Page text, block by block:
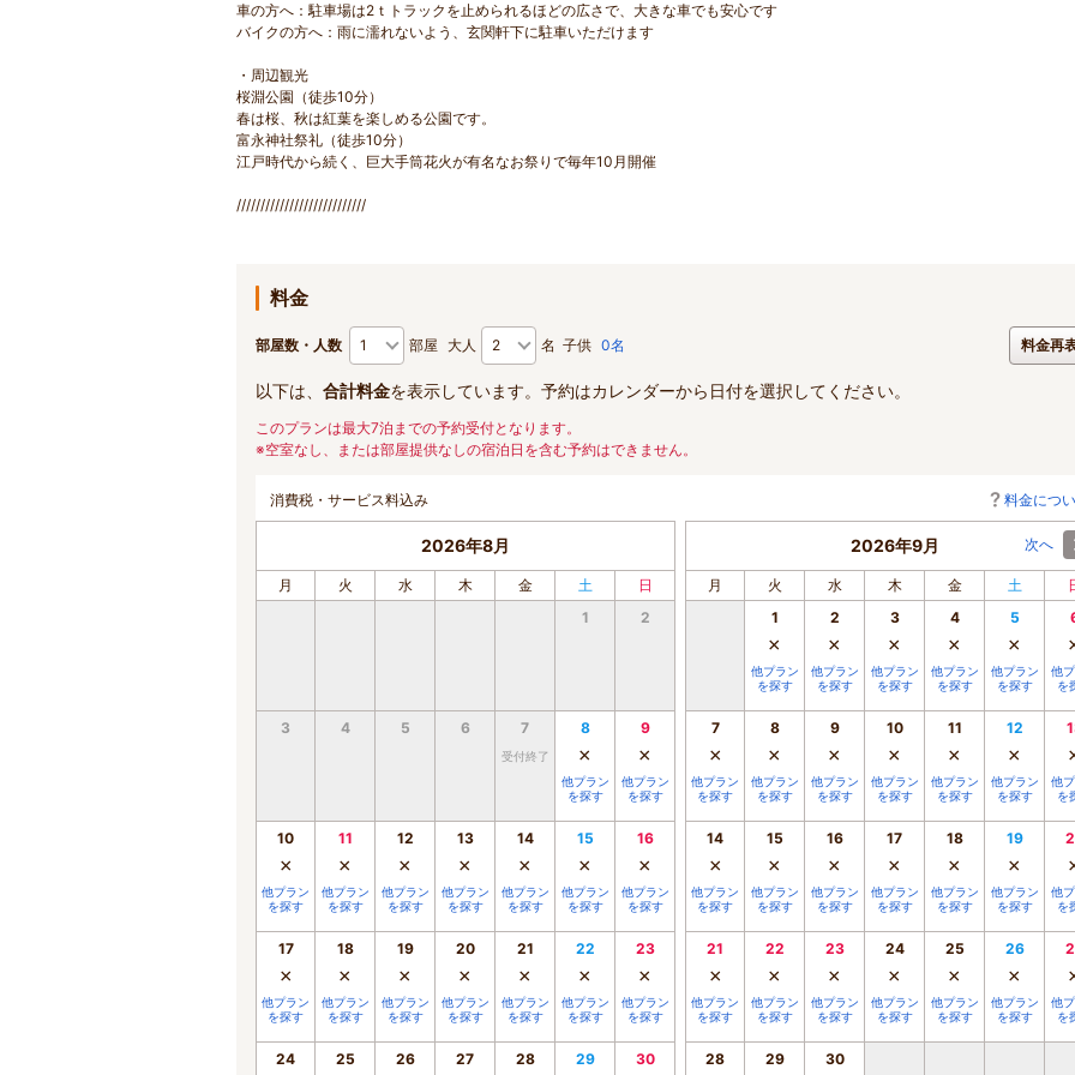
車の方へ：駐車場は2ｔトラックを止められるほどの広さで、大きな車でも安心です
バイクの方へ：雨に濡れないよう、玄関軒下に駐車いただけます
・周辺観光
桜淵公園（徒歩10分）
春は桜、秋は紅葉を楽しめる公園です。
富永神社祭礼（徒歩10分）
江戸時代から続く、巨大手筒花火が有名なお祭りで毎年10月開催
///////////////////////////
料金
部屋数・人数 部屋 大人 名 子供 0名 料金再
以下は、 合計料金を表示しています。予約はカレンダーから日付を選択してください。
このプランは最大7泊までの予約受付となります。
※空室なし、または部屋提供なしの宿泊日を含む予約はできません。
消費税・サービス料込み 料金につ
2026年8月
月 火 水 木 金 土
日
1
2
3 4 5 6 7
受付終了
8
×
他プラン
を探す
9
×
他プラン
を探す
10
×
他プラン
を探す
11
×
他プラン
を探す
12
×
他プラン
を探す
13
×
他プラン
を探す
14
×
他プラン
を探す
15
×
他プラン
を探す
16
×
他プラン
を探す
17
×
他プラン
を探す
18
×
他プラン
を探す
19
×
他プラン
を探す
20
×
他プラン
を探す
21
×
他プラン
を探す
22
×
他プラン
を探す
23
×
他プラン
を探す
24 25 26 27 28 29 30
2026年9月 次へ
月 火 水 木 金 土
1
×
他プラン
を探す
2
×
他プラン
を探す
3
×
他プラン
を探す
4
×
他プラン
を探す
5
×
他プラン
を探す
他
を
7
×
他プラン
を探す
8
×
他プラン
を探す
9
×
他プラン
を探す
10
×
他プラン
を探す
11
×
他プラン
を探す
12
×
他プラン
を探す
他
を
14
×
他プラン
を探す
15
×
他プラン
を探す
16
×
他プラン
を探す
17
×
他プラン
を探す
18
×
他プラン
を探す
19
×
他プラン
を探す
他
を
21
×
他プラン
を探す
22
×
他プラン
を探す
23
×
他プラン
を探す
24
×
他プラン
を探す
25
×
他プラン
を探す
26
×
他プラン
を探す
他
を
28 29 30